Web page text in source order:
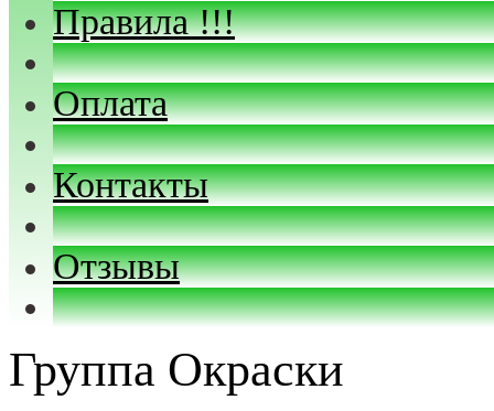
Правила !!!
Оплата
Контакты
Отзывы
Группа Окраски